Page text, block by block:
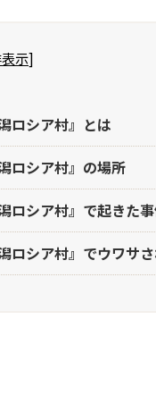
示]
ロシア村』とは
ロシア村』の場所
潟ロシア村』で起きた
潟ロシア村』でウワサ